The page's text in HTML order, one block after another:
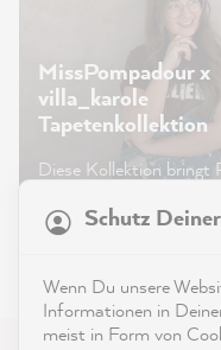
MissPompadour x
villa_karole
Tapetenkollektion
Diese Kollektion bringt
Schutz
Wenn Du unsere
Informationen in
meist in Form von
21.831